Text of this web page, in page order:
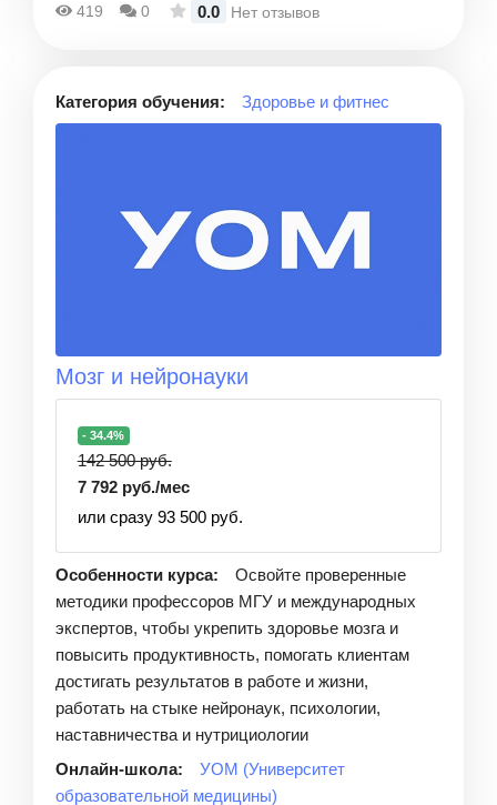
419 0 0.0 Нет отзывов
Категория обучения: Здоровье и фитнес
Мозг и нейронауки
- 34.4%
142 500 руб.
7 792 руб./мес
или сразу 93 500 руб.
Особенности курса:
Освойте проверенные
методики профессоров МГУ и международных
экспертов, чтобы укрепить здоровье мозга и
повысить продуктивность, помогать клиентам
достигать результатов в работе и жизни,
работать на стыке нейронаук, психологии,
наставничества и нутрициологии
Онлайн-школа:
УОМ (Университет
образовательной медицины)